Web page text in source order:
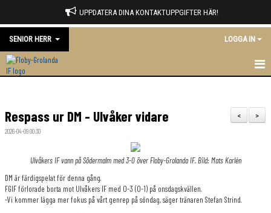
UPPDATERA DINA KONTAKTUPPGIFTER HÄR!
SENIOR HERR LOGGA IN
NYHETER
MATCHER
TRUPPEN
>
<
Respass ur DM - Ulvåker vidare
2026-04-09 00:30
Ulvåkers IF vann på Södermalm med 3-0 över Floby-Grolanda IF. Bild: Mats Karlén
DM är färdigspelat för denna gång.
FGIF förlorade borta mot Ulvåkers IF med 0-3 (0-1) på onsdagskvällen.
-Vi kommer lägga mer fokus på vårt genrep på söndag, säger tränaren Stefan Strind.